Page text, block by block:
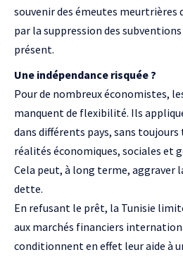
souvenir des émeutes meurtrières
par la suppression des
présent.
Une indépendance risquée ?
Pour de nombreux économistes,
manquent de flexibilité. Ils
dans différents pays, sans
réalités économiques, sociales et
Cela peut, à long terme, aggraver
dette.
En refusant le prêt, la Tunisie
aux marchés financiers
conditionnent en effet leur aide à